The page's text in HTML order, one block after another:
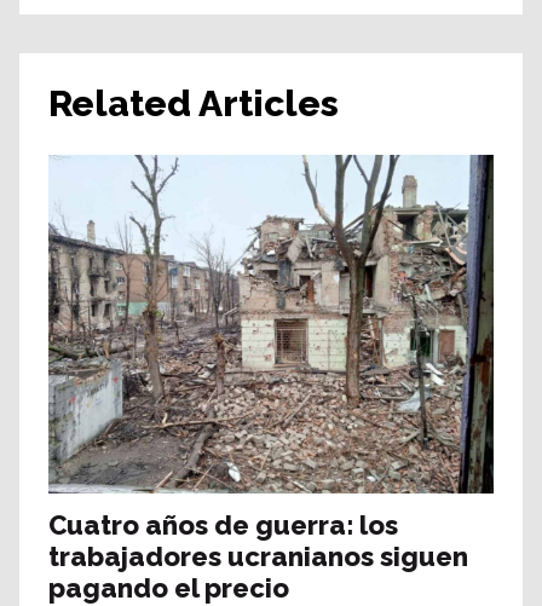
Related Articles
Cuatro años de guerra: los
trabajadores ucranianos siguen
pagando el precio